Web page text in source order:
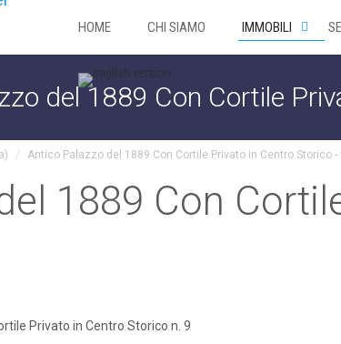
HOME CHI SIAMO IMMOBILI
del 1889 Con Cortile
Antico Palazzo del 1889 Con Cortile Privato in Centro Storico -
1889 Con